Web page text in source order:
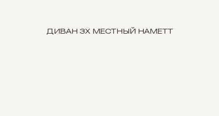
ДИВАН 3Х МЕСТНЫЙ HAMETT